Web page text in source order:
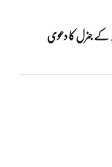
کے جنرل کا دعوی